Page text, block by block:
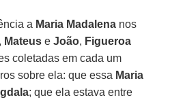
a Maria Madalena nos
, Mateus eJoão, Figueroa
coletadas em cada um
sobre ela: que essa Maria
; que ela estava entre